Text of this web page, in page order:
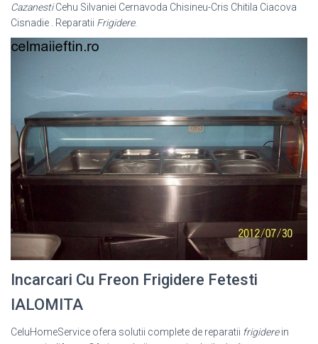
CazanestiCehu Silvaniei Cernavoda Chisineu-Cris Chitila Ciacova
Cisnadie . Reparatii Frigidere.
Incarcari Cu Freon Frigidere Fetesti
IALOMITA
CeluHomeService ofera solutii complete de reparatii frigiderein